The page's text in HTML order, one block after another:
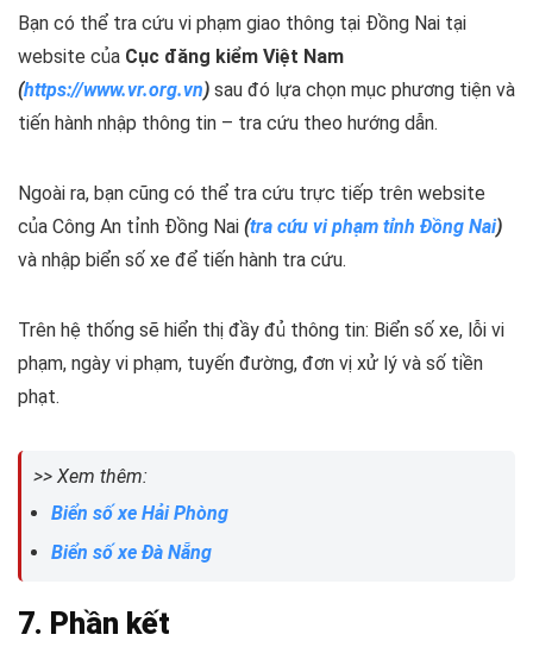
Bạn có thể tra cứu vi phạm giao thông tại Đồng Nai tại
website của Cục đăng kiểm Việt Nam
(https://www.vr.org.vn) sau đó lựa chọn mục phương tiện và
tiến hành nhập thông tin – tra cứu theo hướng dẫn.
Ngoài ra, bạn cũng có thể tra cứu trực tiếp trên website
của Công An tỉnh Đồng Nai (tra cứu vi phạm tỉnh Đồng Nai)
và nhập biển số xe để tiến hành tra cứu.
Trên hệ thống sẽ hiển thị đầy đủ thông tin: Biển số xe, lỗi vi
phạm, ngày vi phạm, tuyến đường, đơn vị xử lý và số tiền
phạt.
>> Xem thêm:
Biển số xe Hải Phòng
Biển số xe Đà Nẵng
7. Phần kết